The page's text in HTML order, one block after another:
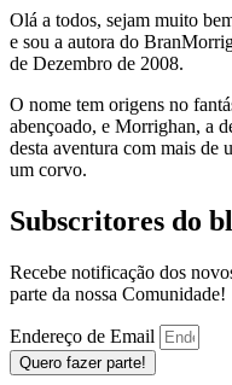
Olá a todos, sejam muito
e sou a autora do
de Dezembro de 2008.
O nome tem origens no
abençoado, e Morrighan, a
desta aventura com mais de
um corvo.
Subscritores do
Recebe notificação dos
parte da nossa Comunidade!
Endereço de Email
Quero fazer parte!